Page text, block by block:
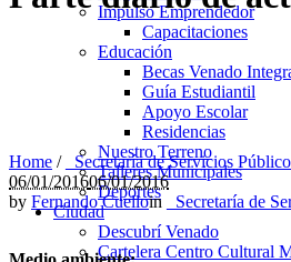
Impulso Emprendedor
Capacitaciones
Educación
Becas Venado
Guía Estudiantil
Apoyo Escolar
Residencias
Nuestro Terreno
Talleres Municipales
Deportes
Ciudad
Descubrí Venado
Cartelera Centro Cultural
Home / _Secretaría de Servicios
06/01/201606/01/2016
by Fernando Cuelloin _Secretaría de